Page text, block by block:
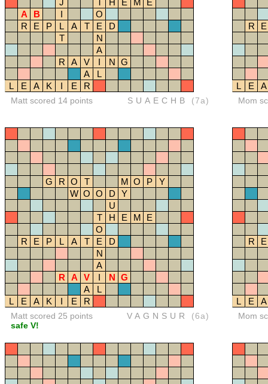
J
T H E M
E
A
B I
O
R
E P L A T E
D
T
N
A
R
A V I N G
A
L
L
E A K I E R
Matt scored 14 points SUAECHB (7a)
R E
L E A
Mom
G R O T M O P
Y
W O O D
Y
U
T
H E M
E
O
R
E P L A T E
D
N
A
R
A V I N G
A
L
L
E A K I E R
Matt scored 25 points
safe V!
VAGNSUR (6a)
R E
L E A
Mom